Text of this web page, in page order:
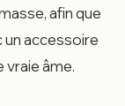
afin que
accessoire
vraie âme.